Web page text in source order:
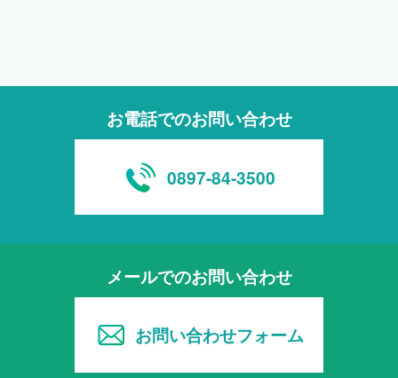
お電話でのお問い合わせ
0897-84-3500
メールでのお問い合わせ
お問い合わせフォーム